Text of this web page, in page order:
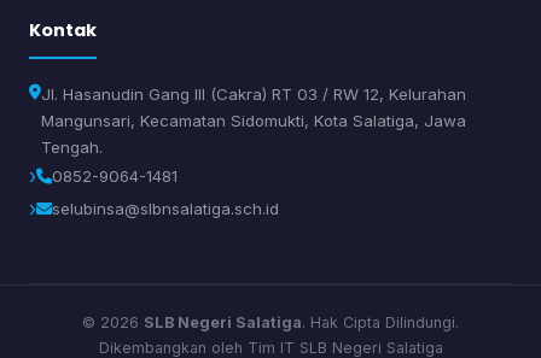
Kontak
Jl. Hasanudin Gang III (Cakra) RT 03 / RW 12, Kelurahan
Mangunsari, Kecamatan Sidomukti, Kota Salatiga, Jawa
Tengah.
0852-9064-1481
selubinsa@slbnsalatiga.sch.id
© 2026 SLB Negeri Salatiga. Hak Cipta Dilindungi.
Dikembangkan oleh Tim IT SLB Negeri Salatiga